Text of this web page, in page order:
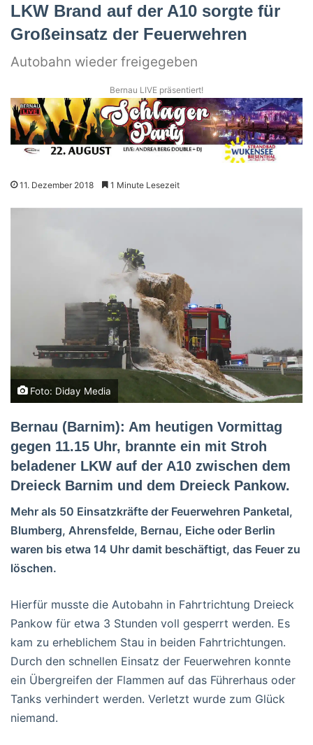
LKW Brand auf der A10 sorgte für
Großeinsatz der Feuerwehren
Autobahn wieder freigegeben
Bernau LIVE präsentiert!
11. Dezember 2018 1 Minute Lesezeit
Foto: Diday Media
Bernau (Barnim): Am heutigen Vormittag
gegen 11.15 Uhr, brannte ein mit Stroh
beladener LKW auf der A10 zwischen dem
Dreieck Barnim und dem Dreieck Pankow.
Mehr als 50 Einsatzkräfte der Feuerwehren Panketal,
Blumberg, Ahrensfelde, Bernau, Eiche oder Berlin
waren bis etwa 14 Uhr damit beschäftigt, das Feuer zu
löschen.
Hierfür musste die Autobahn in Fahrtrichtung Dreieck
Pankow für etwa 3 Stunden voll gesperrt werden. Es
kam zu erheblichem Stau in beiden Fahrtrichtungen.
Durch den schnellen Einsatz der Feuerwehren konnte
ein Übergreifen der Flammen auf das Führerhaus oder
Tanks verhindert werden. Verletzt wurde zum Glück
niemand.